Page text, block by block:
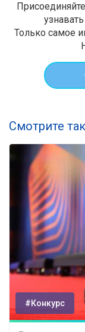
Только самое
Смотрите
#Конкурс